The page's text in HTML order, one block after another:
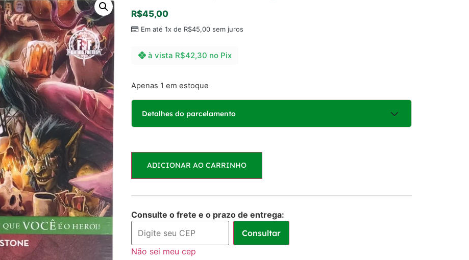
R$45,00
Em até 1x de R$45,00 sem juros
à vista R$42,30 no Pix
Apenas 1 em estoque
Detalhes do parcelamento
1x deR$ 45,00 sem juros
ADICIONAR AO CARRINHO
Consulte o frete e o prazo de entrega:
Consultar
Não sei meu cep